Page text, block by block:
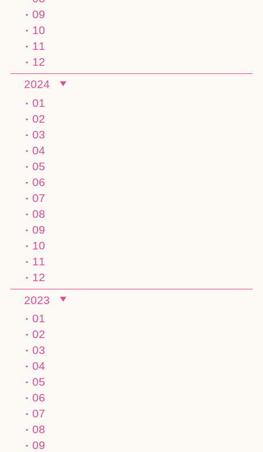
09
10
11
12
2024
01
02
03
04
05
06
07
08
09
10
11
12
2023
01
02
03
04
05
06
07
08
09